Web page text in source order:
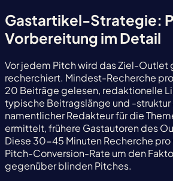
Gastartikel-Strategie:
Vorbereitung im Detail
Vor jedem Pitch wird das Ziel-Outlet
recherchiert. Mindest-Recherche
20 Beiträge gelesen, redaktionelle
typische Beitragslänge und -struktur
namentlicher Redakteur für die
ermittelt, frühere Gastautoren des
Diese 30-45 Minuten Recherche
Pitch-Conversion-Rate um den
gegenüber blinden Pitches.